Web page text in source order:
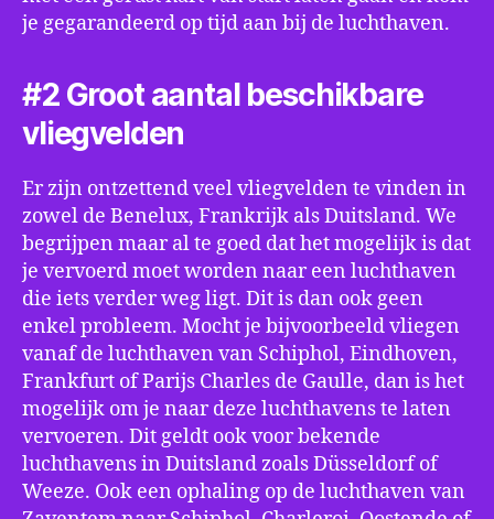
je gegarandeerd op tijd aan bij de luchthaven.
#2 Groot aantal beschikbare
vliegvelden
Er zijn ontzettend veel vliegvelden te vinden in
zowel de Benelux, Frankrijk als Duitsland. We
begrijpen maar al te goed dat het mogelijk is dat
je vervoerd moet worden naar een luchthaven
die iets verder weg ligt. Dit is dan ook geen
enkel probleem. Mocht je bijvoorbeeld vliegen
vanaf de luchthaven van Schiphol, Eindhoven,
Frankfurt of Parijs Charles de Gaulle, dan is het
mogelijk om je naar deze luchthavens te laten
vervoeren. Dit geldt ook voor bekende
luchthavens in Duitsland zoals Düsseldorf of
Weeze. Ook een ophaling op de luchthaven van